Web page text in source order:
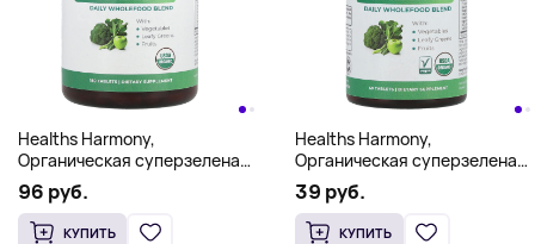
Healths Harmony,
Органическая суперзеленая,
180 таблеток
96 руб.
КУПИТЬ
Healths Harmony,
Органическая суперзеленая,
60 таблеток
39 руб.
КУПИТЬ